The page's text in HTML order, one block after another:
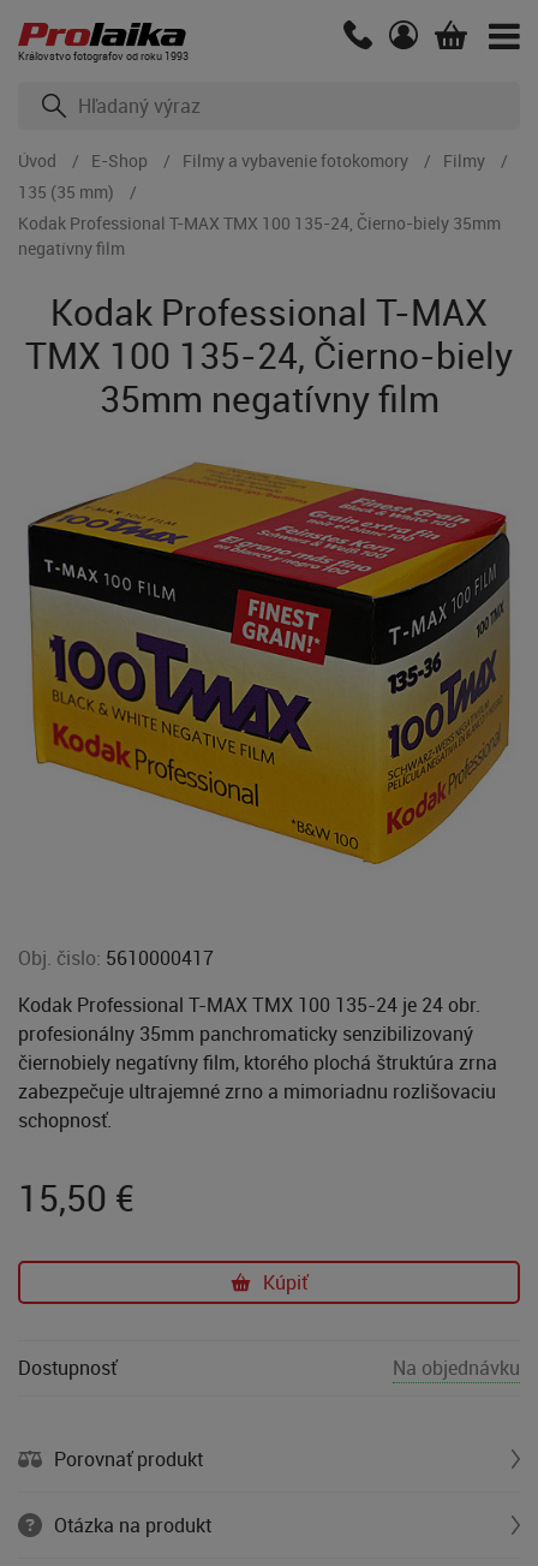
Kráľovstvo fotografov od roku 1993
Úvod E-Shop Filmy a vybavenie fotokomory
Filmy
135 (35 mm)
Kodak Professional T-MAX TMX 100 135-24, Čierno-biely 35mm
negatívny film
Kodak Professional T-MAX
TMX 100 135-24, Čierno-biely
35mm negatívny film
Obj. čislo: 5610000417
Kodak Professional T-MAX TMX 100 135-24 je 24 obr.
profesionálny 35mm panchromaticky senzibilizovaný
čiernobiely negatívny film, ktorého plochá štruktúra zrna
zabezpečuje ultrajemné zrno a mimoriadnu rozlišovaciu
schopnosť.
15,50 €
Kúpiť
Dostupnosť Na objednávku
Porovnať produkt
Otázka na produkt